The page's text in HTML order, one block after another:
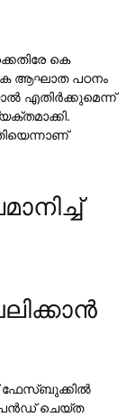
കെ
ആഘാത പഠനം
എതിര്‍ക്കുമെന്ന്
ഫേസ്ബുക്കില്‍
ചെയ്ത